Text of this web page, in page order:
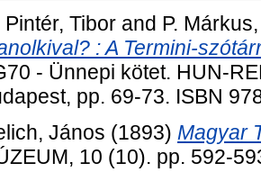
Pintér, Tibor and P.
: A Termini-
- Ünnepi kötet. HUN-
pp. 69-73. ISBN
János (1893) Magyar
10 (10). pp. 592-